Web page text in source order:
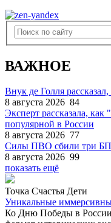
ВАЖНОЕ
Внук де Голля
8 августа 2026 84
Эксперт рассказала,
популярной в России
8 августа 2026 77
Силы ПВО сбили три
8 августа 2026 99
показать ещё
Точка Счастья Дети
Уникальные
Ко Дню Победы в